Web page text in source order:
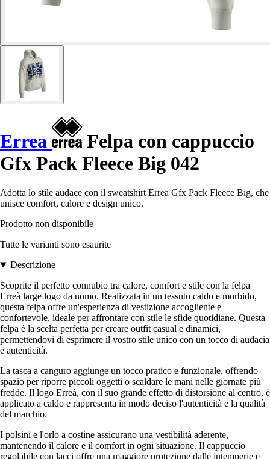
Errea
Felpa con cappuccio
Gfx Pack Fleece Big 042
Adotta lo stile audace con il sweatshirt Errea Gfx Pack Fleece Big, che
unisce comfort, calore e design unico.
Prodotto non disponibile
Tutte le varianti sono esaurite
Descrizione
Scoprite il perfetto connubio tra calore, comfort e stile con la felpa
Erreà large logo da uomo. Realizzata in un tessuto caldo e morbido,
questa felpa offre un'esperienza di vestizione accogliente e
confortevole, ideale per affrontare con stile le sfide quotidiane. Questa
felpa è la scelta perfetta per creare outfit casual e dinamici,
permettendovi di esprimere il vostro stile unico con un tocco di audacia
e autenticità.
La tasca a canguro aggiunge un tocco pratico e funzionale, offrendo
spazio per riporre piccoli oggetti o scaldare le mani nelle giornate più
fredde. Il logo Erreà, con il suo grande effetto di distorsione al centro, è
applicato a caldo e rappresenta in modo deciso l'autenticità e la qualità
del marchio.
I polsini e l'orlo a costine assicurano una vestibilità aderente,
mantenendo il calore e il comfort in ogni situazione. Il cappuccio
regolabile con lacci offre una maggiore protezione dalle intemperie e